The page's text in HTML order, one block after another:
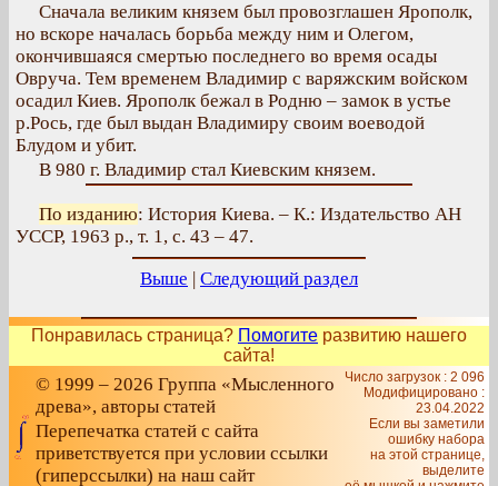
Сначала великим князем был провозглашен Ярополк,
но вскоре началась борьба между ним и Олегом,
окончившаяся смертью последнего во время осады
Овруча. Тем временем Владимир с варяжским войском
осадил Киев. Ярополк бежал в Родню – замок в устье
р.Рось, где был выдан Владимиру своим воеводой
Блудом и убит.
В 980 г. Владимир стал Киевским князем.
По изданию: История Киева. – К.: Издательство АН
УССР, 1963 р., т. 1, с. 43 – 47.
Выше | Следующий раздел
Понравилась страница? Помогите развитию нашего
сайта!
© 1999 – 2026 Группа «Мысленного
древа», авторы статей
Перепечатка статей с сайта
приветствуется при условии ссылки
(гиперссылки) на наш сайт
Число загрузок : 2 096
Модифицировано :
23.04.2022
Если вы заметили
ошибку набора
на этой странице,
выделите